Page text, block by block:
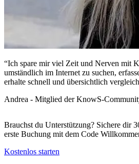
“Ich spare mir viel Zeit und Nerven mit
umständlich im Internet zu suchen,
erhalte schnell und übersichtlich
Andrea - Mitglied der KnowS-
Brauchst du Unterstützung? Sichere dir
erste Buchung mit dem Code
Kostenlos starten